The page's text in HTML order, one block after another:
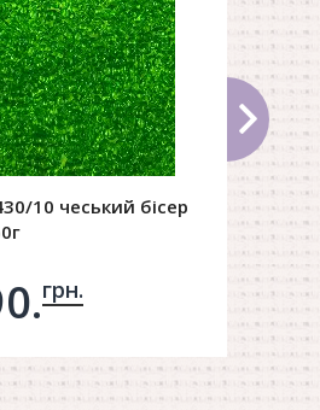
10 чеський бісер
в корзину
грн.